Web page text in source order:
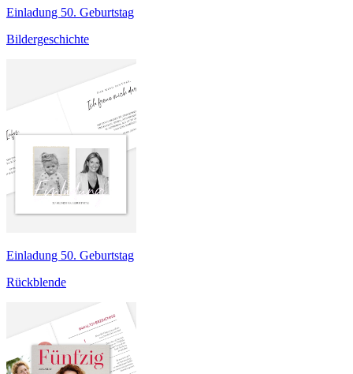
Einladung 50. Geburtstag
Bildergeschichte
Einladung 50. Geburtstag
Rückblende